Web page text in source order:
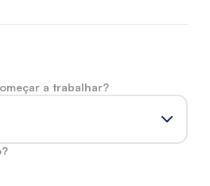
a trabalhar?